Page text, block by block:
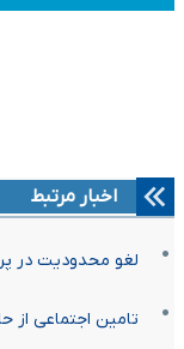
اخبار مرتبط
لغو محدودیت در
تامین اجتماعی